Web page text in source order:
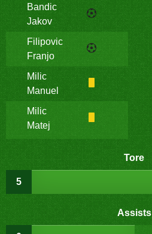
Bandic
Jakov
Filipovic
Franjo
Milic
Manuel
Milic
Matej
Tore
5
Assists